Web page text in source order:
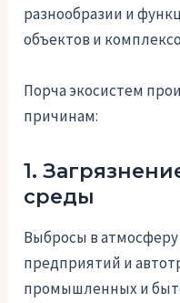
разнообразии и
объектов и
Порча экосистем
причинам:
1.
среды
Выбросы в
предприятий и
промышленных и